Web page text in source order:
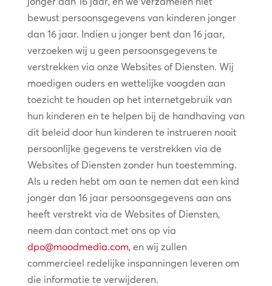
bewust persoonsgegevens van kinderen jonger
dan 16 jaar. Indien u jonger bent dan 16 jaar,
verzoeken wij u geen persoonsgegevens te
verstrekken via onze Websites of Diensten. Wij
moedigen ouders en wettelijke voogden aan
toezicht te houden op het internetgebruik van
hun kinderen en te helpen bij de handhaving van
dit beleid door hun kinderen te instrueren nooit
persoonlijke gegevens te verstrekken via de
Websites of Diensten zonder hun toestemming.
Als u reden hebt om aan te nemen dat een kind
jonger dan 16 jaar persoonsgegevens aan ons
heeft verstrekt via de Websites of Diensten,
neem dan contact met ons op via
dpo@moodmedia.com,en wij zullen
commercieel redelijke inspanningen leveren om
die informatie te verwijderen.